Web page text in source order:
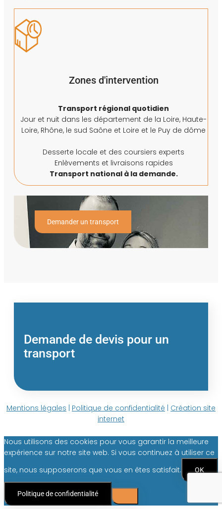
Zones d'intervention
Transport régional quotidien
Jour et nuit dans les département de la Loire, Haute-
Loire, Rhône, le sud Saône et Loire et le Puy de dôme
Desserte locale et des coursiers experts
Enlèvements et livraisons rapides
Transport national à la demande.
Demander un transport
Demande de devis pour un
transport
Mentions légales | Politique de confidentialité | Création site
internet
Nous utilisons des cookies pour vous garantir la meilleure
expérience sur notre site web. Si vous continuez à utiliser ce
site, nous supposerons que vous en êtes satisfait.
OK
Politique de confidentialité